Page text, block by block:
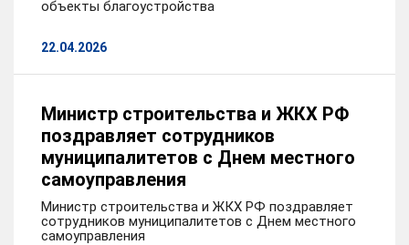
объекты благоустройства
22.04.2026
Министр строительства и ЖКХ РФ
поздравляет сотрудников
муниципалитетов с Днем местного
самоуправления
Министр строительства и ЖКХ РФ поздравляет
сотрудников муниципалитетов с Днем местного
самоуправления